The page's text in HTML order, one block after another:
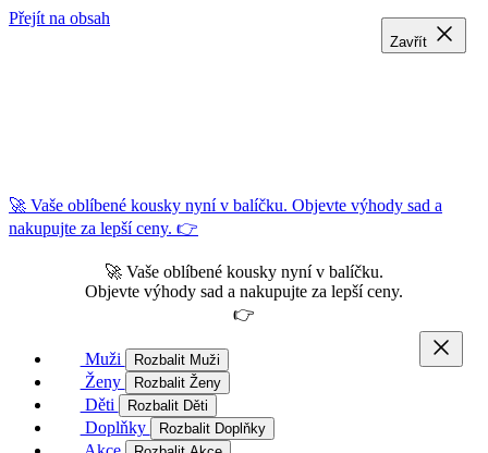
Přejít na obsah
🚀 Vaše oblíbené kousky nyní v balíčku. Objevte výhody sad a
nakupujte za lepší ceny. 👉
🚀 Vaše oblíbené kousky nyní v balíčku.
Objevte výhody sad a nakupujte za lepší ceny.
👉
Muži Rozbalit Muži
Ženy Rozbalit Ženy
Děti Rozbalit Děti
Doplňky Rozbalit Doplňky
Zavřít
Zavřít
Zavřít